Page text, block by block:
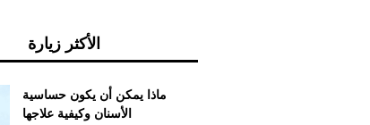
الأكثر زيارة
ماذا يمكن أن يكون حساسية
الأسنان وكيفية علاجها